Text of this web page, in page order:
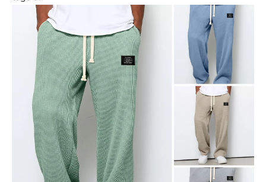
Mørkebrun
Mørkegrøn
Størrelse:
Størrelse